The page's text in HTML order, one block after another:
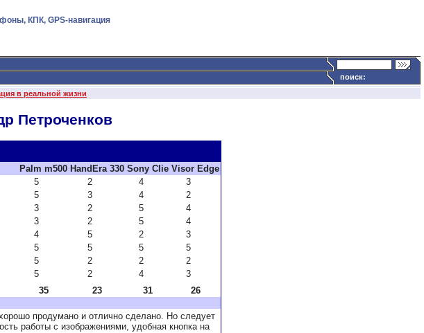
КПК, GPS-навигация
поиск:
в реальной жизни
Петроченков
Palm m500 HandEra 330 Sony Clie Visor Edge
5 2 4
3
5 3 4
2
3 2 5
4
3 2 5
4
4 5 2
3
5 5 5
5
5 2 2
2
5 2 4
3
35
23 31
26
продумано и отлично сделано. Но следует
работы с изображениями, удобная кнопка на